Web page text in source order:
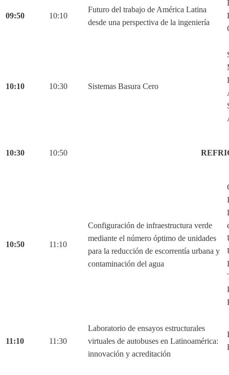
09:50 10:10
Futuro del trabajo de América Latina
desde una perspectiva de la ingeniería
10:10 10:30 Sistemas Basura Cero
10:30 10:50
10:50 11:10
Configuración de infraestructura verde
mediante el número óptimo de unidades
para la reducción de escorrentía urbana y
contaminación del agua
11:10 11:30
Laboratorio de ensayos estructurales
virtuales de autobuses en Latinoamérica:
innovación y acreditación